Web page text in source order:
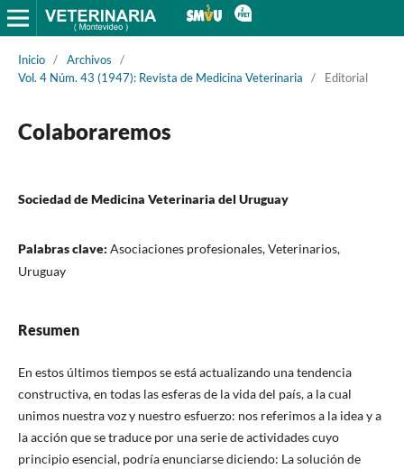
Inicio / Archivos
/
Vol. 4 Núm. 43 (1947): Revista de Medicina Veterinaria
/ Editorial
Colaboraremos
Sociedad de Medicina Veterinaria del Uruguay
Palabras clave: Asociaciones profesionales, Veterinarios,
Uruguay
Resumen
En estos últimos tiempos se está actualizando una tendencia
constructiva, en todas las esferas de la vida del país, a la cual
unimos nuestra voz y nuestro esfuerzo: nos referimos a la idea y a
la acción que se traduce por una serie de actividades cuyo
principio esencial, podría enunciarse diciendo: La solución de